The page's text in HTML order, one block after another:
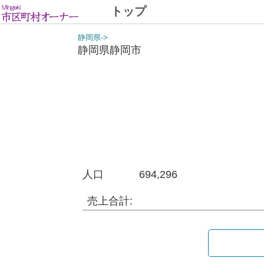
トップ
静岡県->
静岡県静岡市
人口 694,296
売上合計: